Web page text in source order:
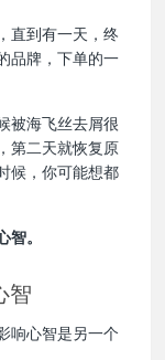
直到有一天，终
品牌，下单的一
被海飞丝去屑很
第二天就恢复原
候，你可能想都
。
智
响心智是另一个